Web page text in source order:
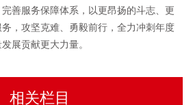
善服务保障体系，以更昂扬的斗志、更
，攻坚克难、勇毅前行，全力冲刺年度
展贡献更大力量。
相关栏目